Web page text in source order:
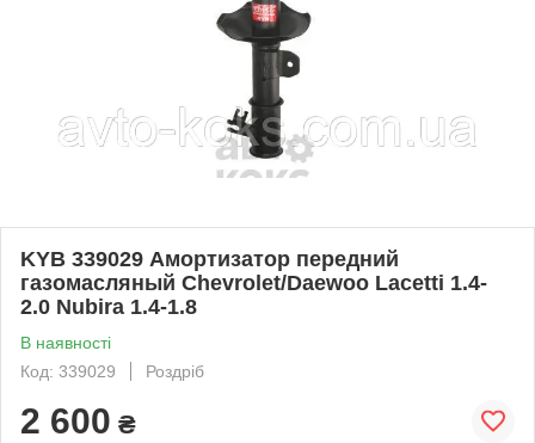
KYB 339029 Амортизатор передний
газомасляный Chevrolet/Daewoo Lacetti 1.4-
2.0 Nubira 1.4-1.8
В наявності
Код: 339029
Роздріб
2 600 ₴